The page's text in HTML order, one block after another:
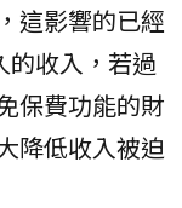
這影響的已經
的收入，若過
保費功能的財
降低收入被迫